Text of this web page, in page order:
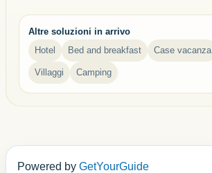
Altre soluzioni in arrivo
Hotel
Bed and breakfast Case vacanza
Villaggi Camping
Powered by GetYourGuide